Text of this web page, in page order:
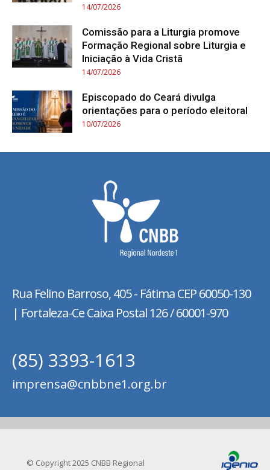
14/07/2026
Comissão para a Liturgia promove
Formação Regional sobre Liturgia e
Iniciação à Vida Cristã
14/07/2026
Episcopado do Ceará divulga
orientações para o período eleitoral
10/07/2026
Rua Felino Barroso, 405 - FátimaCEP 60050-130
| Fortaleza-Ce Caixa Postal 126 / 60001-970
(85) 3393-1613
imprensa@cnbbne1.org.br
© Copyright 2025 CNBB Regional